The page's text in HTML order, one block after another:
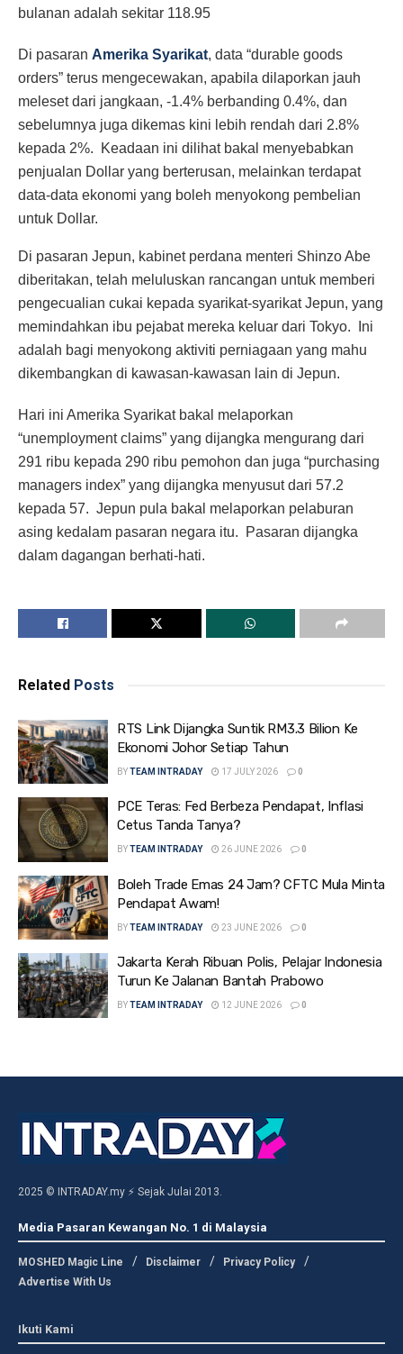
bulanan adalah sekitar 118.95
Di pasaran Amerika Syarikat, data “durable goods
orders” terus mengecewakan, apabila dilaporkan jauh
meleset dari jangkaan, -1.4% berbanding 0.4%, dan
sebelumnya juga dikemas kini lebih rendah dari 2.8%
kepada 2%. Keadaan ini dilihat bakal menyebabkan
penjualan Dollar yang berterusan, melainkan terdapat
data-data ekonomi yang boleh menyokong pembelian
untuk Dollar.
Di pasaran Jepun, kabinet perdana menteri Shinzo Abe
diberitakan, telah meluluskan rancangan untuk memberi
pengecualian cukai kepada syarikat-syarikat Jepun, yang
memindahkan ibu pejabat mereka keluar dari Tokyo. Ini
adalah bagi menyokong aktiviti perniagaan yang mahu
dikembangkan di kawasan-kawasan lain di Jepun.
Hari ini Amerika Syarikat bakal melaporkan
“unemployment claims” yang dijangka mengurang dari
291 ribu kepada 290 ribu pemohon dan juga “purchasing
managers index” yang dijangka menyusut dari 57.2
kepada 57. Jepun pula bakal melaporkan pelaburan
asing kedalam pasaran negara itu. Pasaran dijangka
dalam dagangan berhati-hati.
Related Posts
RTS Link Dijangka Suntik RM3.3 Bilion Ke
Ekonomi Johor Setiap Tahun
BYTEAM INTRADAY 17 JULY 2026 0
PCE Teras: Fed Berbeza Pendapat, Inflasi
Cetus Tanda Tanya?
BYTEAM INTRADAY 26 JUNE 2026 0
Boleh Trade Emas 24 Jam? CFTC Mula Minta
Pendapat Awam!
BYTEAM INTRADAY 23 JUNE 2026 0
Jakarta Kerah Ribuan Polis, Pelajar Indonesia
Turun Ke Jalanan Bantah Prabowo
BYTEAM INTRADAY 12 JUNE 2026 0
2025 © INTRADAY.my ⚡ Sejak Julai 2013.
Media Pasaran Kewangan No. 1 di Malaysia
MOSHED Magic Line Disclaimer
Privacy Policy
Advertise With Us
Ikuti Kami